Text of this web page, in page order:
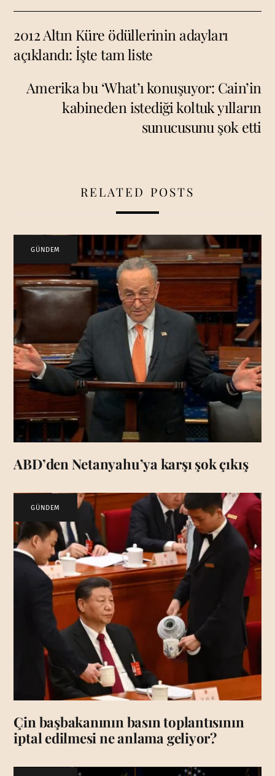
2012 Altın Küre ödüllerinin adayları
açıklandı: İşte tam liste
Amerika bu ‘What’ı konuşuyor: Cain’in
kabineden istediği koltuk yılların
sunucusunu şok etti
RELATED POSTS
GÜNDEM
ABD’den Netanyahu’ya karşı şok çıkış
GÜNDEM
Çin başbakanının basın toplantısının
iptal edilmesi ne anlama geliyor?